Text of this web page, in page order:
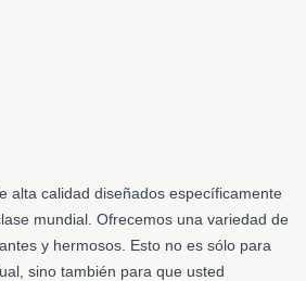
alta calidad diseñados específicamente
mundial. Ofrecemos una variedad de
y hermosos. Esto no es sólo para
sino también para que usted